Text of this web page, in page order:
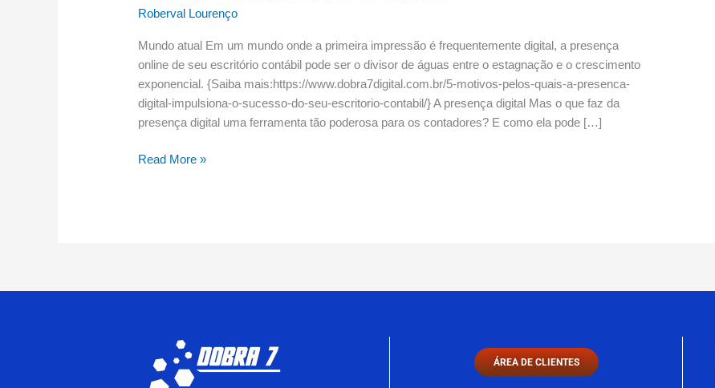
Roberval Lourenço
Mundo atual Em um mundo onde a primeira impressão é frequentemente digital, a presença
online de seu escritório contábil pode ser o divisor de águas entre o estagnação e o crescimento
exponencial. {Saiba mais:https://www.dobra7digital.com.br/5-motivos-pelos-quais-a-presenca-
digital-impulsiona-o-sucesso-do-seu-escritorio-contabil/} A presença digital Mas o que faz da
presença digital uma ferramenta tão poderosa para os contadores? E como ela pode […]
Read More »
ÁREA DE CLIENTES